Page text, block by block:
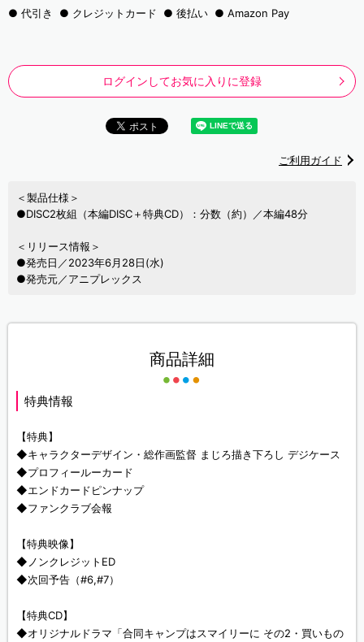
代引き
クレジットカード 後払い Amazon Pay
ログインしてお気に入りに登録
ご利用ガイド
＜製品仕様＞
●DISC2枚組（本編DISC＋特典CD）：分数（約）／本編48分
＜リリース情報＞
●発売日／2023年6月28日(水)
●発売元／アニプレックス
商品詳細
特典情報
【特典】
◆キャラクターデザイン・総作画監督 まじろ描き下ろし デジケース
◆プロフィールーカード
◆エンドカードピンナップ
◆ファンクラブ会報
【特典映像】
◆ノンクレジットED
◆次回予告（#6,#7）
【特典CD】
◆オリジナルドラマ「合同キャンプはスマイリーに その2・買いもの